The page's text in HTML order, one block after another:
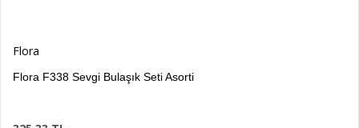
Bulaşık Seti Asorti